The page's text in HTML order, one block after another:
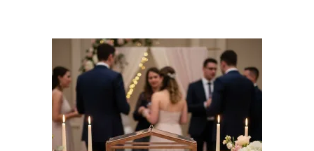
AJOUTER AU DEVIS